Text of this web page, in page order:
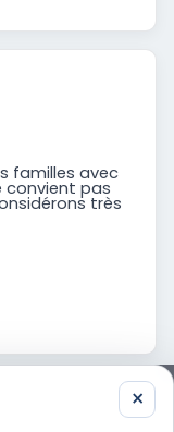
familles avec
convient pas
très
×